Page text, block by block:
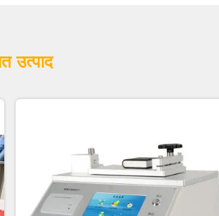
उत्पाद